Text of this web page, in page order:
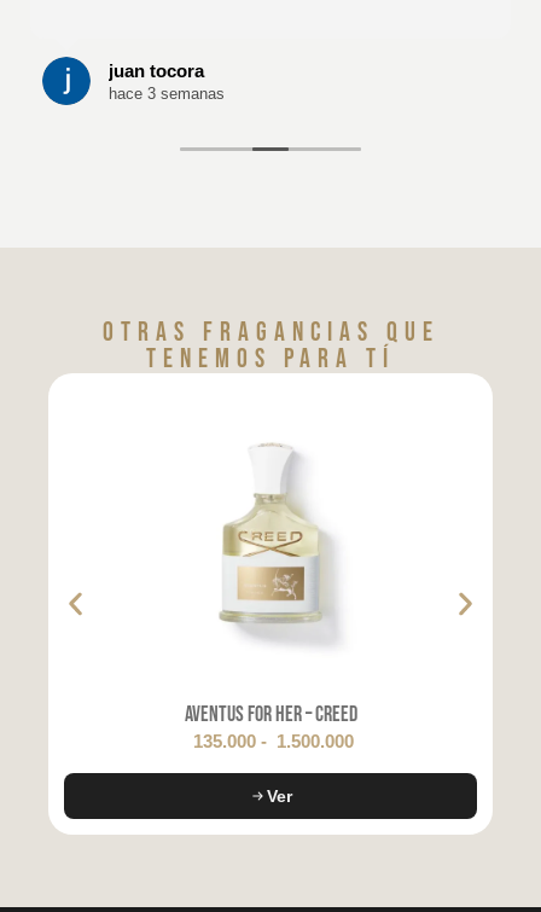
juan tocora
hace 3 semanas
Otras fragancias que
tenemos para tí
Aventus for Her – Creed
135.000 - 1.500.000
Ver